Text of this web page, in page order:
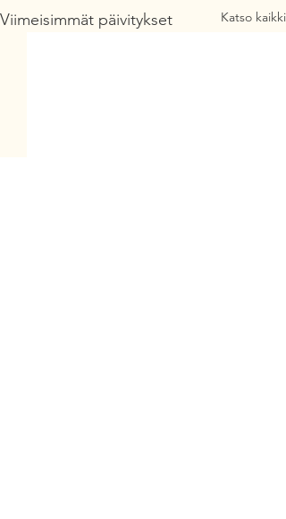
Viimeisimmät päivitykset Katso kaikki